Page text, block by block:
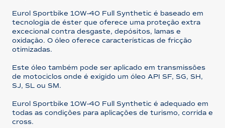
Eurol Sportbike 10W-40 Full Synthetic é baseado em
tecnologia de éster que oferece uma proteção extra
excecional contra desgaste, depósitos, lamas e
oxidação. O óleo oferece características de fricção
otimizadas.
Este óleo também pode ser aplicado em transmissões
de motociclos onde é exigido um óleo API SF, SG, SH,
SJ, SL ou SM.
Eurol Sportbike 10W-40 Full Synthetic é adequado em
todas as condições para aplicações de turismo, corrida e
cross.